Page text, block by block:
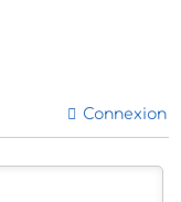
Connexion